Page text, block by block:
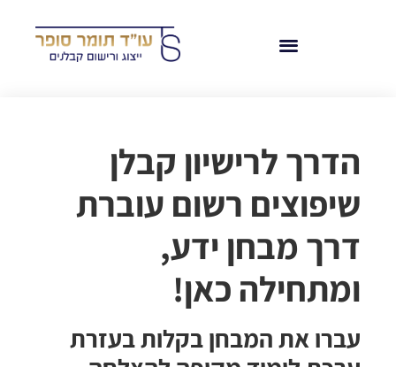
הדרך לרישיון קבלן
שיפוצים רשום עוברת
דרך מבחן ידע,
ומתחילה כאן!
עברו את המבחן בקלות בעזרת